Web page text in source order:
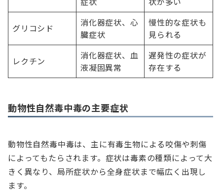
グリコシド
消化器症状、心
臓症状
慢性的な症状も
見られる
レクチン
消化器症状、血
液凝固異常
遅発性の症状が
存在する
動物性自然毒中毒の主要症状
動物性自然毒中毒は、主に有毒生物による咬傷や刺傷
によってもたらされます。症状は毒素の種類によって大
きく異なり、局所症状から全身症状まで幅広く出現し
ます。